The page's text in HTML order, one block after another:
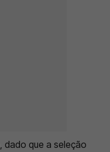
dado que a seleção